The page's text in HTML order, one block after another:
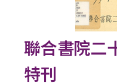
聯合書院二
特刊